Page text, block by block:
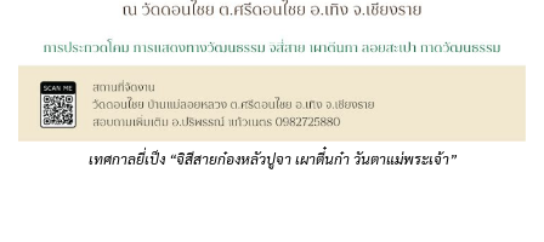
เทศกาลยี่เป็ง “จิสีสายก๋องหลัวปูจา เผาตี๋นก๋า วันตาแม่พระเจ้า”